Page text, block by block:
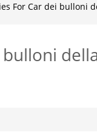
For Car dei bulloni